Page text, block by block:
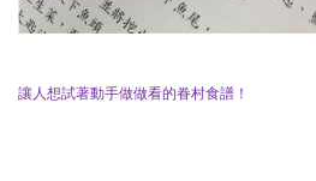
讓人想試著動手做做看的眷村食譜！